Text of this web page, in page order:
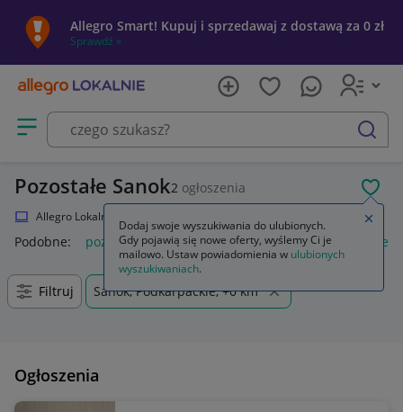
Allegro Smart! Kupuj i sprzedawaj z dostawą za 0 zł
Sprawdź »
Otwórz menu z kategoriami
szukaj
Pozostałe Sanok2 ogłoszenia
Allegro Lokalnie
Podobne: pozostałe łóżka pozostałe pozostałe miasta i
Filtruj Sanok, Podkarpackie, +0 km
Ogłoszenia
Dodaj swoje wyszukiwania do ulubionych.
Gdy pojawią się nowe oferty, wyślemy Ci je
mailowo. Ustaw powiadomienia w ulubionych
wyszukiwaniach.